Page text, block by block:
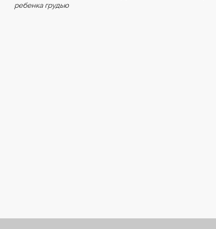
ребенка грудью